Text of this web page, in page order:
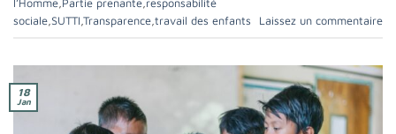
l’Homme,Partie prenante,responsabilité
sociale,SUTTI,Transparence,travail des enfants Laissez un commentaire
18
Jan